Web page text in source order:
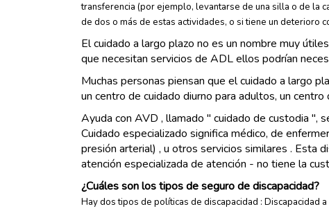
transferencia (por ejemplo, levantarse de una silla o de la
de dos o más de estas actividades, o si tiene un deterioro
El cuidado a largo plazo no es un nombre muy
que necesitan servicios de ADL ellos podrían
Muchas personas piensan que el cuidado a largo
un centro de cuidado diurno para adultos, un centro
Ayuda con AVD , llamado " cuidado de custodia ",
Cuidado especializado significa médico, de
presión arterial) , u otros servicios similares . Esta
atención especializada de atención - no tiene la
¿Cuáles son los tipos de seguro de discapacidad?
Hay dos tipos de políticas de discapacidad : Discapacidad